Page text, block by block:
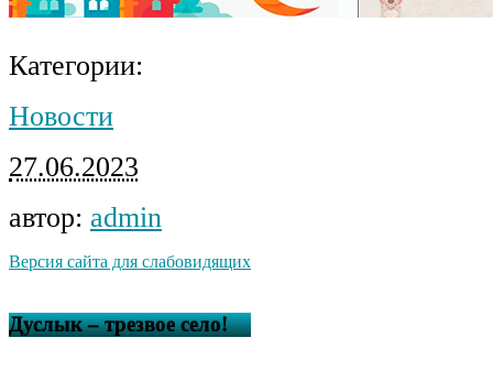
Категории:
Новости
27.06.2023
автор: admin
Версия сайта для слабовидящих
Дуслык – трезвое село!